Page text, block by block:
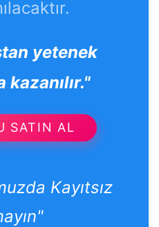
yetenek
kazanılır."
SATIN AL
Kayıtsız